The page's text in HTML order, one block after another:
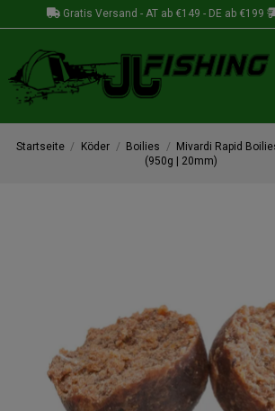
Gratis Versand - AT ab €149 - DE ab €199
Startseite Köder Boilies
Mivardi Rapid
(950g | 20mm)